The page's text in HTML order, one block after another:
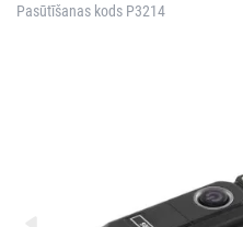
Pasūtīšanas kods P3214